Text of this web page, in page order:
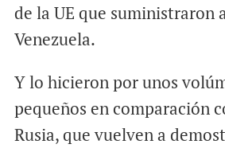
de la UE que suministraron
Venezuela.
Y lo hicieron por unos
pequeños en comparación
Rusia, que vuelven a